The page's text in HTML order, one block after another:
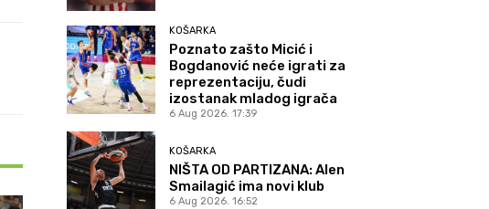
KOŠARKA
Poznato zašto Micić i
Bogdanović neće igrati za
reprezentaciju, čudi
izostanak mladog igrača
6 Aug 2026. 17:39
KOŠARKA
NIŠTA OD PARTIZANA: Alen
Smailagić ima novi klub
6 Aug 2026. 16:52